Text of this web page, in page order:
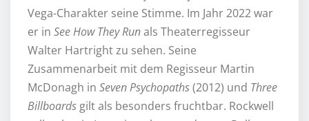
Vega-Charakter seine Stimme. Im Jahr 2022 war
er in See How They Runals Theaterregisseur
Walter Hartright zu sehen. Seine
Zusammenarbeit mit dem Regisseur Martin
McDonagh in Seven Psychopaths(2012) und Three
Billboards gilt als besonders fruchtbar. Rockwell